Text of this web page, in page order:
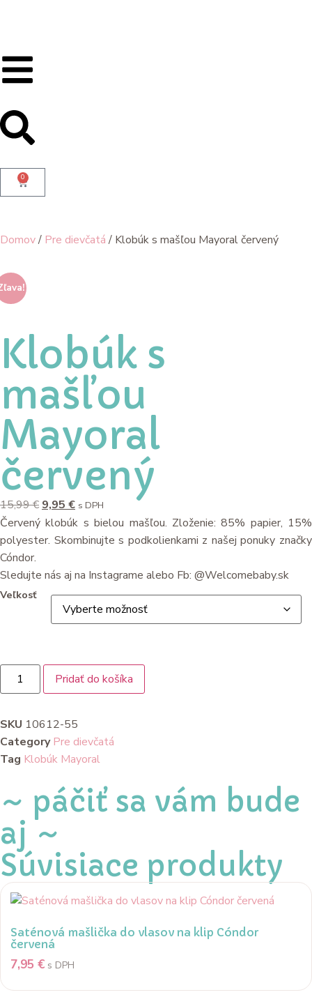
0
Domov/ Pre dievčatá/ Klobúk s mašľou Mayoral červený
Klobúk s
mašľou
Mayoral
červený
15,99€ 9,95 € s DPH
Červený klobúk s bielou mašľou. Zloženie: 85% papier, 15%
polyester. Skombinujte s podkolienkami z našej ponuky značky
Cóndor.
Sledujte nás aj na Instagrame alebo Fb: @Welcomebaby.sk
Veľkosť
Pridať do košíka
SKU 10612-55
Category Pre dievčatá
Tag Klobúk Mayoral
~ páčiť sa vám bude
aj ~
Súvisiace produkty
Saténová mašlička do vlasov na klip Cóndor
červená
7,95 € s DPH